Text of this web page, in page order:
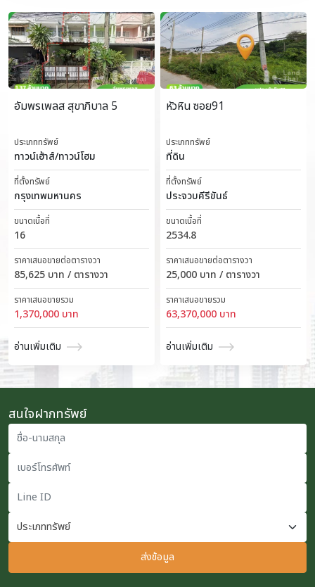
อัมพรเพลส สุขาภิบาล 5
ประเภททรัพย์
ทาวน์เฮ้าส์/ทาวน์โฮม
ที่ตั้งทรัพย์
กรุงเทพมหานคร
ขนาดเนื้อที่
16
ราคาเสนอขายต่อตารางวา
85,625 บาท / ตารางวา
ราคาเสนอขายรวม
1,370,000 บาท
อ่านเพิ่มเติม
หัวหิน ซอย91
ประเภททรัพย์
ที่ดิน
ที่ตั้งทรัพย์
ประจวบคีรีขันธ์
ขนาดเนื้อที่
2534.8
ราคาเสนอขายต่อตารางวา
25,000 บาท / ตารางวา
ราคาเสนอขายรวม
63,370,000 บาท
อ่านเพิ่มเติม
สนใจฝากทรัพย์
ชื่อ-นามสกุล
เบอร์โทรศัพท์
Line ID
ส่งข้อมูล